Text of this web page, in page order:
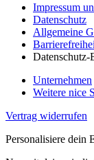
Impressum
Datenschutz
Allgemeine
Datenschutz-
Unternehmen
Weitere nice
Vertrag widerrufen
Personalisiere dein